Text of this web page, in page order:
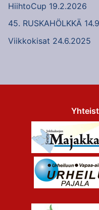
HiihtoCup 19.2.2026
45. RUSKAHÖLKKÄ
Viikkokisat 24.6.2025